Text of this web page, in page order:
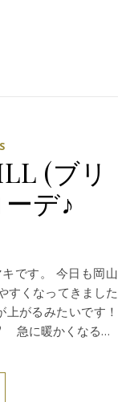
(ブリ
デ♪
すくなってきました
がるみたいです！
急に暖かくなる…